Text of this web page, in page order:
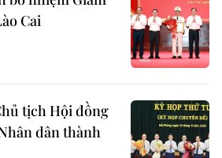
Cai
tịch Hội đồng
dân thành